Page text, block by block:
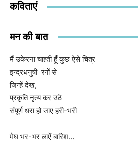
कविताएं
मन की बात
मैं उकेरना चाहती हूँ कुछ ऐसे चित्र
इन्द्रधनुषी रंगों से
जिन्हें देख,
प्रकृति नृत्य कर उठे
संपूर्ण धरा हो जाए हरी-भरी
मेघ भर-भर लाऐं बारिश…